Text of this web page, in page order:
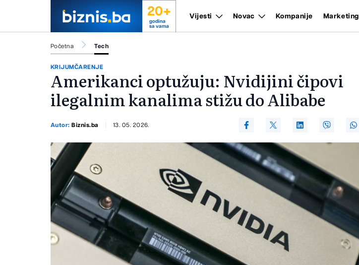
20+
godina
sa vama
Vijesti Novac Kompanije Marketing
Početna Tech
KRIJUMČARENJE
Amerikanci optužuju: Nvidijini čipovi
ilegalnim kanalima stižu do Alibabe
Autor:Biznis.ba 13. 05. 2026.